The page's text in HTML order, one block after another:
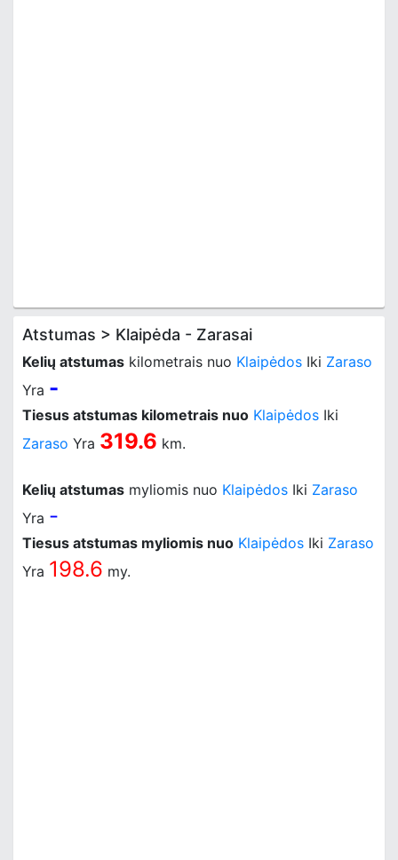
Atstumas > Klaipėda - Zarasai
Kelių atstumas kilometrais nuo Klaipėdos Iki Zaraso
Yra -
Tiesus atstumas kilometrais nuo Klaipėdos Iki
Zaraso Yra 319.6 km.
Kelių atstumas myliomis nuo Klaipėdos Iki Zaraso
Yra -
Tiesus atstumas myliomis nuo Klaipėdos Iki Zaraso
Yra 198.6 my.